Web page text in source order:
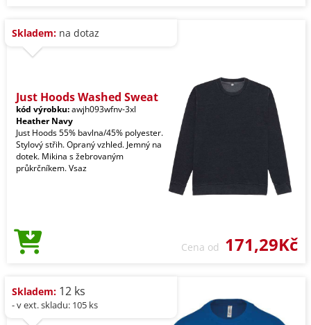
Skladem: na dotaz
Just Hoods Washed Sweat
kód výrobku:awjh093wfnv-3xl
Heather Navy
Just Hoods 55% bavlna/45% polyester.
Stylový střih. Opraný vzhled. Jemný na
dotek. Mikina s žebrovaným
průkrčníkem. Vsaz
Cena od 171,29Kč
Skladem: 12 ks
- v ext. skladu: 105 ks